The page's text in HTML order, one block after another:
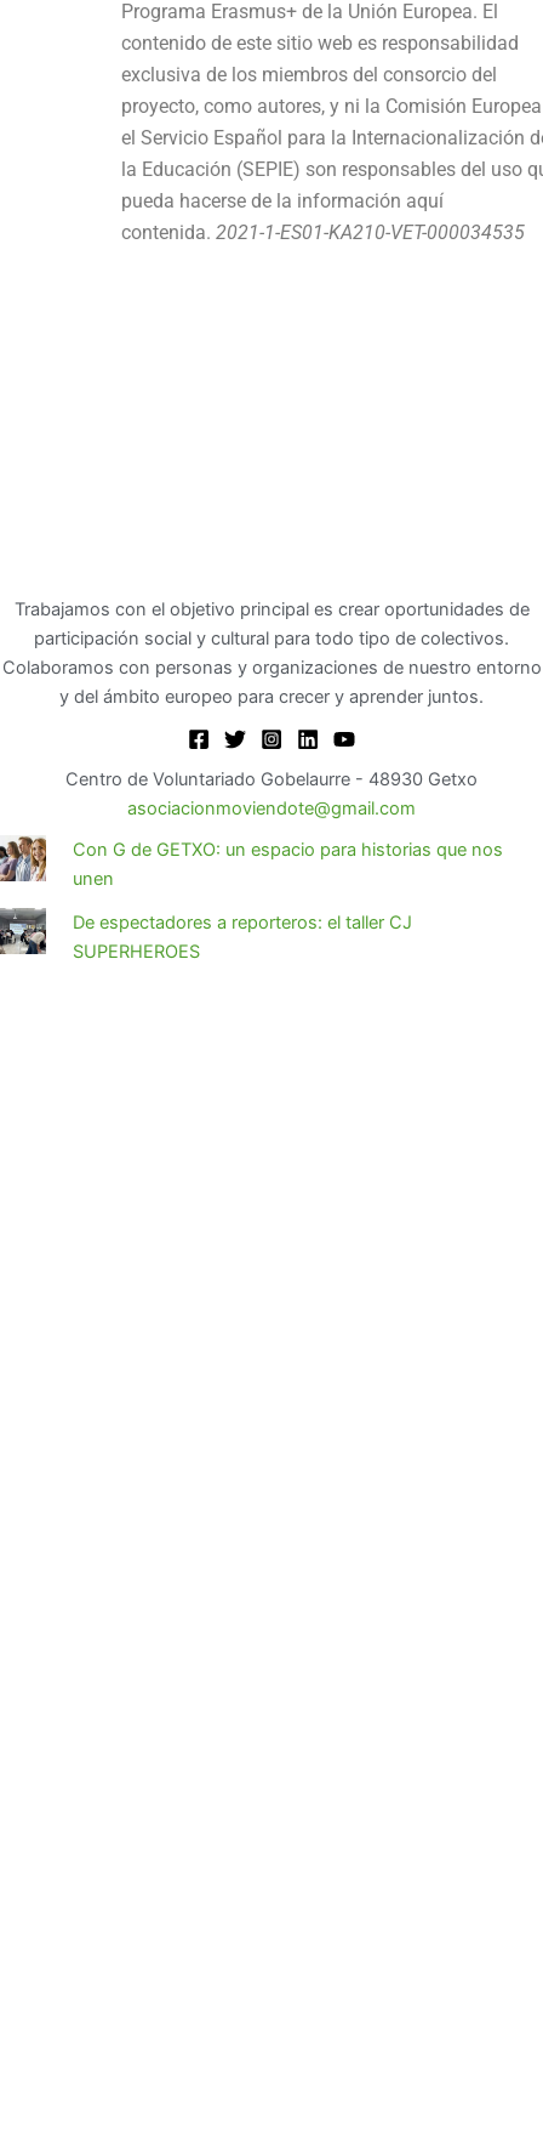
Programa Erasmus+ de la Unión Europea. El
contenido de este sitio web es responsabilidad
exclusiva de los miembros del consorcio del
proyecto, como autores, y ni la Comisión
el Servicio Español para la Internacionalización
la Educación (SEPIE) son responsables del uso
pueda hacerse de la información aquí
contenida. 2021-1-ES01-KA210-VET-000034535
Trabajamos con el objetivo principal es crear oportunidades de
participación social y cultural para todo tipo de colectivos.
Colaboramos con personas y organizaciones de nuestro entorno
y del ámbito europeo para crecer y aprender juntos.
Centro de Voluntariado Gobelaurre - 48930 Getxo
asociacionmoviendote@gmail.com
Con G de GETXO: un espacio para historias que nos
unen
De espectadores a reporteros: el taller CJ
SUPERHEROES